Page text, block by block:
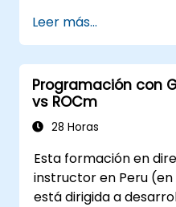
Leer más...
Programación con
vs ROCm
28 Horas
Esta formación en
instructor en Peru
está dirigida a